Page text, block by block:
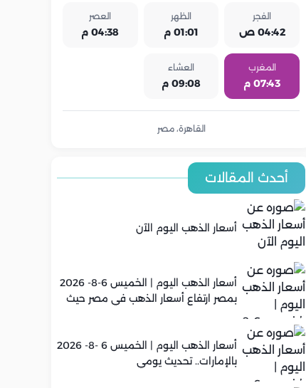
الفجر
04:42 ص
الظهر
01:01 م
العصر
04:38 م
المغرب
07:43 م
العشاء
09:08 م
القاهرة، مصر
أحدث المقالات
أسعار الذهب اليوم الآن
أسعار الذهب اليوم | الخميس 6-8- 2026
بمصر ارتفاع أسعار الذهب في مصر حيث
أسعار الذهب اليوم | الخميس 6 -8- 2026
بالإمارات.. تحديث يومي